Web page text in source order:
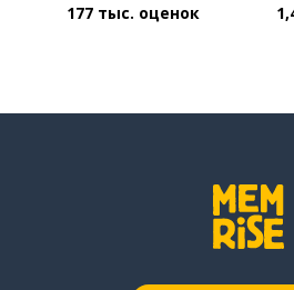
177 тыс. оценок